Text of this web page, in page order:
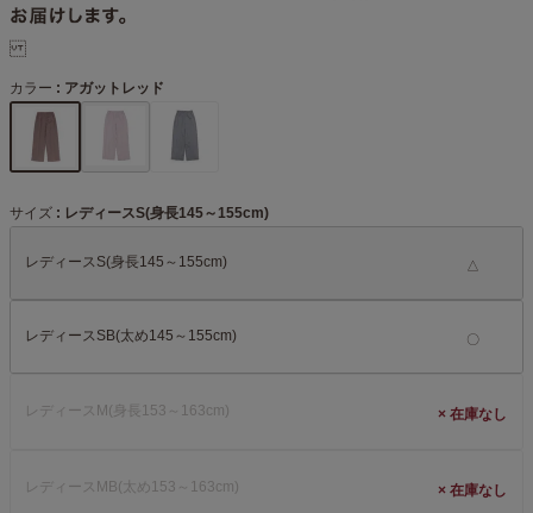
サイズ レディースS(身長145～155cm)
レディースS(身長145～155cm) △
レディースSB(太め145～155cm)
レディースM(身長153～163cm) ×
レディースMB(太め153～163cm) ×
カラー アガットレッド